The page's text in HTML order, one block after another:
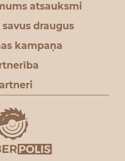
atsauksmi
draugus
kampaņa